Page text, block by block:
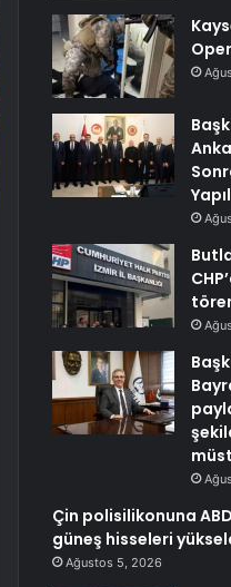
Çin polisilikonuna
güneş hisseleri
Ağustos 5, 2026